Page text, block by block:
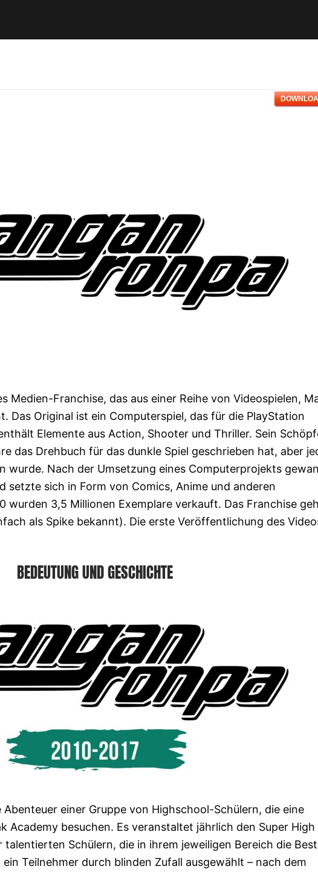
Medien-Franchise, das aus einer Reihe von Videospielen,
Das Original ist ein Computerspiel, das für die PlayStation
Elemente aus Action, Shooter und Thriller. Sein
das Drehbuch für das dunkle Spiel geschrieben hat, aber
wurde. Nach der Umsetzung eines Computerprojekts
setzte sich in Form von Comics, Anime und anderen
wurden 3,5 Millionen Exemplare verkauft. Das Franchise
als Spike bekannt). Die erste Veröffentlichung des
BEDEUTUNG UND GESCHICHTE
einer Gruppe von Highschool-Schülern, die eine
Academy besuchen. Es veranstaltet jährlich den Super High
Schülern, die in ihrem jeweiligen Bereich die
Teilnehmer durch blinden Zufall ausgewählt – nach dem